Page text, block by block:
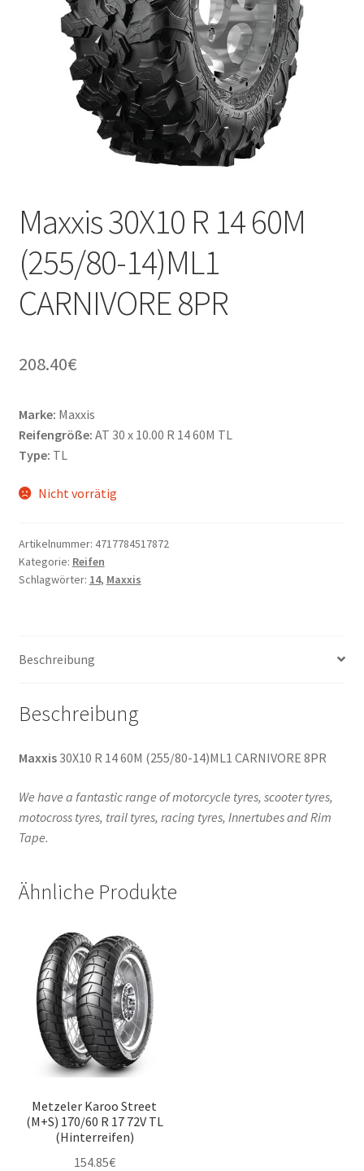
Maxxis 30X10 R 14 60M
(255/80-14)ML1
CARNIVORE 8PR
208.40€
Marke: Maxxis
Reifengröße: AT 30 x 10.00 R 14 60M TL
Type: TL
Nicht vorrätig
Artikelnummer: 4717784517872
Kategorie: Reifen
Schlagwörter: 14, Maxxis
Beschreibung
Beschreibung
Maxxis30X10 R 14 60M (255/80-14)ML1 CARNIVORE 8PR
We have a fantastic range of motorcycle tyres, scooter tyres,
motocross tyres, trail tyres, racing tyres, Innertubes and Rim
Tape.
Ähnliche Produkte
Metzeler Karoo Street
(M+S) 170/60 R 17 72V TL
(Hinterreifen)
154.85€